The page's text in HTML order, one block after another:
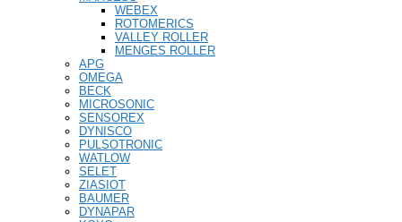
WEBEX
ROTOMERICS
VALLEY ROLLER
MENGES ROLLER
APG
OMEGA
BECK
MICROSONIC
SENSOREX
DYNISCO
PULSOTRONIC
WATLOW
SELET
ZIASIOT
BAUMER
DYNAPAR